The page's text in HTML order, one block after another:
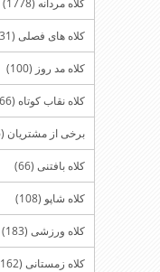
کلاه مردانه (1778)
کلاه های فصلی (1131)
کلاه مد روز (100)
کلاه نقاب کوتاه (66)
برخی از مشتریان (6)
کلاه بافتنی (66)
کلاه شاپو (108)
کلاه ورزشی (183)
کلاه زمستانی (162)